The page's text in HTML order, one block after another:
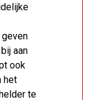
aan
ook
het
te